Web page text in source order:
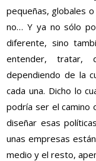
pequeñas, globales
no… Y ya no sólo
diferente, sino
entender, tratar,
dependiendo de la
cada una. Dicho lo
podría ser el camino
diseñar esas
unas empresas
medio y el resto,